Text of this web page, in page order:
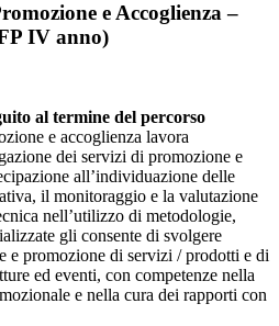
e Accoglienza –
IV anno)
al termine del percorso
e accoglienza lavora
dei servizi di promozione e
all’individuazione delle
il monitoraggio e la valutazione
nell’utilizzo di metodologie,
gli consente di svolgere
e promozione di servizi / prodotti e di
ed eventi, con competenze nella
e nella cura dei rapporti con